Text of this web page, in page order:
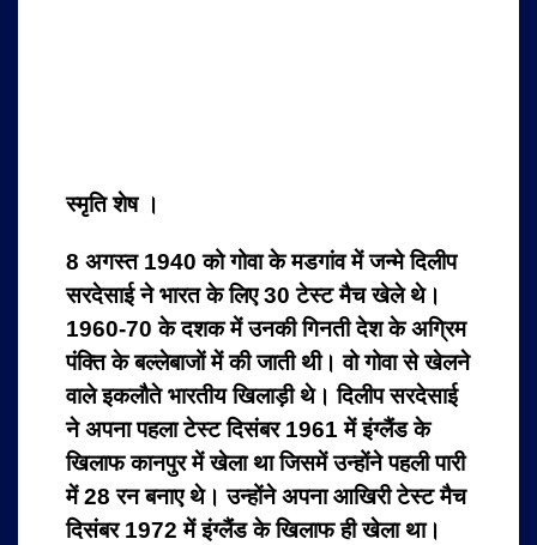
स्मृति शेष ।
8 अगस्‍त 1940 को गोवा के मडगांव में जन्‍मे दिलीप
सरदेसाई ने भारत के लिए 30 टेस्‍ट मैच खेले थे।
1960-70 के दशक में उनकी गिनती देश के अग्रिम
पंक्ति के बल्‍लेबाजों में की जाती थी। वो गोवा से खेलने
वाले इकलौते भारतीय खिलाड़ी थे।दिलीप सरदेसाई
ने अपना पहला टेस्‍ट दिसंबर 1961 में इंग्‍लैंड के
खिलाफ कानपुर में खेला था जिसमें उन्‍होंने पहली पारी
में 28 रन बनाए थे। उन्‍होंने अपना आखिरी टेस्ट मैच
दिसंबर 1972 में इंग्‍लैंड के खिलाफ ही खेला था।